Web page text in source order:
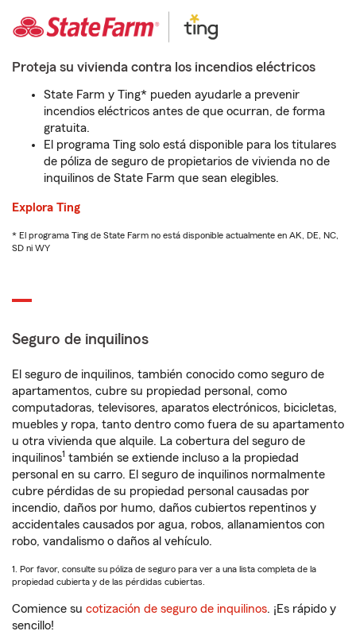
Proteja su vivienda contra los incendios eléctricos
State Farm y Ting* pueden ayudarle a prevenir
incendios eléctricos antes de que ocurran, de forma
gratuita.
El programa Ting solo está disponible para los titulares
de póliza de seguro de propietarios de vivienda no de
inquilinos de State Farm que sean elegibles.
Explora Ting
* El programa Ting de State Farm no está disponible actualmente en AK, DE, NC,
SD ni WY
Seguro de inquilinos
El seguro de inquilinos, también conocido como seguro de
apartamentos, cubre su propiedad personal, como
computadoras, televisores, aparatos electrónicos, bicicletas,
muebles y ropa, tanto dentro como fuera de su apartamento
u otra vivienda que alquile. La cobertura del seguro de
inquilinos1 también se extiende incluso a la propiedad
personal en su carro. El seguro de inquilinos normalmente
cubre pérdidas de su propiedad personal causadas por
incendio, daños por humo, daños cubiertos repentinos y
accidentales causados por agua, robos, allanamientos con
robo, vandalismo o daños al vehículo.
1. Por favor, consulte su póliza de seguro para ver a una lista completa de la
propiedad cubierta y de las pérdidas cubiertas.
Comience su cotización de seguro de inquilinos. ¡Es rápido y
sencillo!